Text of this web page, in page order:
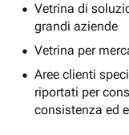
Vetrina di
grandi aziende
Vetrina per
Aree clienti
riportati per
consistenza ed